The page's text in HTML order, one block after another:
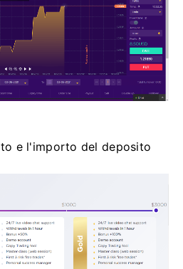
e l'importo del deposito